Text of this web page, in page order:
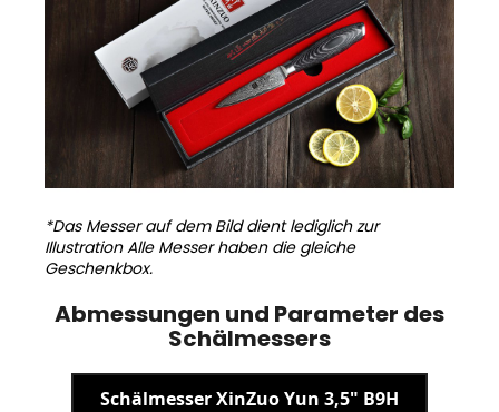
*Das Messer auf dem Bild dient lediglich zur
Illustration Alle Messer haben die gleiche
Geschenkbox.
Abmessungen und Parameter des
Schälmessers
Schälmesser XinZuo Yun 3,5" B9H